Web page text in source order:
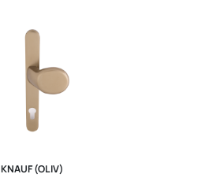
KNAUF (OLIV)